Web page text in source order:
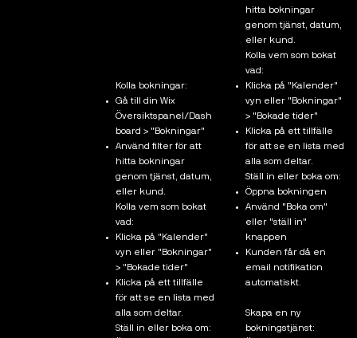
hitta bokningar
genom tjänst, datum,
eller kund.
Kolla vem som bokat
vad:
Klicka på "Kalender"
vyn eller "Bokningar"
> "Bokade tider"
Klicka på ett tillfälle
för att se en lista med
alla som deltar.
Ställ in eller boka om:
Öppna bokningen
Använd "Boka om"
eller "ställ in"
knappen
Kunden får då en
email notifikation
automatiskt.
Skapa en ny
bokningstjänst:
Kolla bokningar:
Gå till din Wix
Översiktspanel/Dash
board > "Bokningar"
Använd filter för att
hitta bokningar
genom tjänst, datum,
eller kund.
Kolla vem som bokat
vad:
Klicka på "Kalender"
vyn eller "Bokningar"
> "Bokade tider"
Klicka på ett tillfälle
för att se en lista med
alla som deltar.
Ställ in eller boka om: